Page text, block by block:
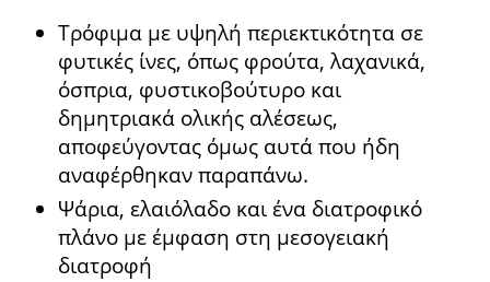
Τρόφιμα με υψηλή περιεκτικότητα σε
φυτικές ίνες, όπως φρούτα, λαχανικά,
όσπρια, φυστικοβούτυρο και
δημητριακά ολικής αλέσεως,
αποφεύγοντας όμως αυτά που ήδη
αναφέρθηκαν παραπάνω.
Ψάρια, ελαιόλαδο και ένα διατροφικό
πλάνο με έμφαση στη μεσογειακή
διατροφή